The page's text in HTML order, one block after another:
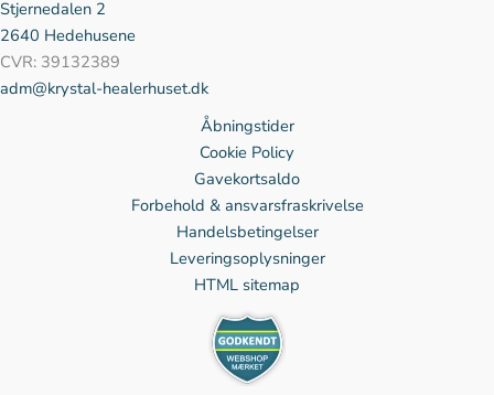
Stjernedalen 2
2640 Hedehusene
CVR: 39132389
adm@krystal-healerhuset.dk
Åbningstider
Cookie Policy
Gavekortsaldo
Forbehold & ansvarsfraskrivelse
Handelsbetingelser
Leveringsoplysninger
HTML sitemap